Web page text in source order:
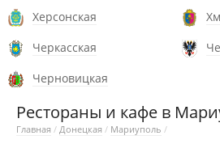
Херсонская
Черкасская
Черновицкая
Рестораны и кафе в
Главная / Донецкая / Мариуполь /